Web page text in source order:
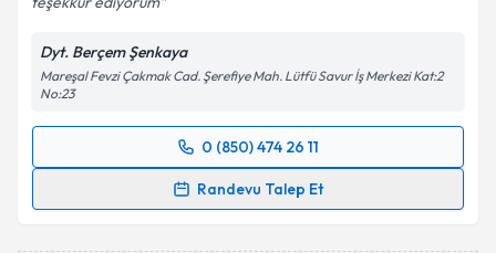
Dyt. Berçem Şenkaya
Mareşal Fevzi Çakmak Cad. Şerefiye Mah. Lütfü Savur İş Merkezi Kat:2
No:23
0 (850) 474 26 11
Randevu Talep Et
Randevu Takvimi Talebi